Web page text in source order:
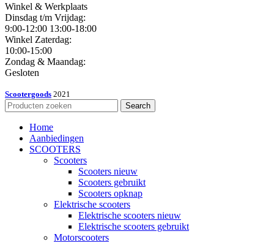
Winkel & Werkplaats
Dinsdag t/m Vrijdag:
9:00-12:00 13:00-18:00
Winkel Zaterdag:
10:00-15:00
Zondag & Maandag:
Gesloten
Scootergoods 2021
Search
Home
Aanbiedingen
SCOOTERS
Scooters
Scooters nieuw
Scooters gebruikt
Scooters opknap
Elektrische scooters
Elektrische scooters nieuw
Elektrische scooters gebruikt
Motorscooters